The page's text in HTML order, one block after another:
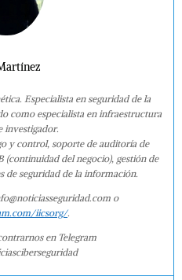
Especialista en seguridad de la
como especialista en infraestructura
investigador.
y control, soporte de auditoría de
(continuidad del negocio), gestión de
de seguridad de la información.
o
iicsorg/.
en Telegram